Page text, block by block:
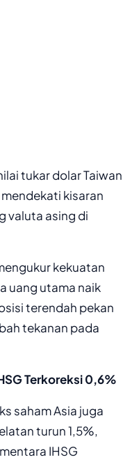
tukar dolar Taiwan
kisaran
valuta asing di
kekuatan
uang utama naik
terendah pekan
tekanan pada
Terkoreksi 0,6%
saham Asia juga
turun 1,5%,
IHSG